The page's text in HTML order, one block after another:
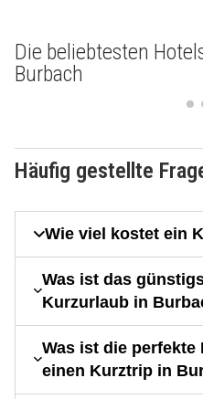
Die beliebtesten
Burbach
Häufig gestellte
Wie viel kostet ein
Was ist das
Kurzurlaub in
Was ist die perfekte
einen Kurztrip in